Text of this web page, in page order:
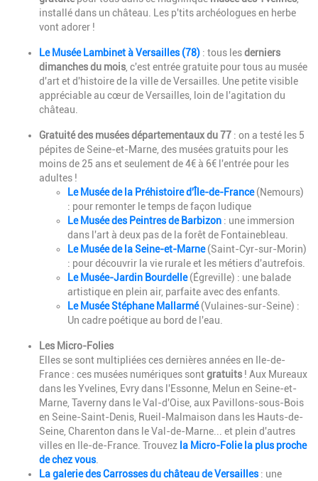
installé dans un château. Les p'tits archéologues en herbe
vont adorer !
Le Musée Lambinet à Versailles (78) : tous lesderniers
dimanches du mois , c'est entrée gratuite pour tous au musée
d'art et d'histoire de la ville de Versailles. Une petite visible
appréciable au cœur de Versailles, loin de l'agitation du
château.
Gratuité des musées départementaux du 77 : on a testé les 5
pépites de Seine-et-Marne, des musées gratuits pour les
moins de 25 ans et seulement de 4€ à 6€ l'entrée pour les
adultes !
Le Musée de la Préhistoire d'Île-de-France(Nemours)
: pour remonter le temps de façon ludique
Le Musée des Peintres de Barbizon : une immersion
dans l'art à deux pas de la forêt de Fontainebleau.
Le Musée de la Seine-et-Marne(Saint-Cyr-sur-Morin)
: pour découvrir la vie rurale et les métiers d'autrefois.
Le Musée-Jardin Bourdelle(Égreville) : une balade
artistique en plein air, parfaite avec des enfants.
Le Musée Stéphane Mallarmé(Vulaines-sur-Seine) :
Un cadre poétique au bord de l'eau.
Les Micro-Folies
Elles se sont multipliées ces dernières années en Ile-de-
France : ces musées numériques sontgratuits ! Aux Mureaux
dans les Yvelines, Evry dans l'Essonne, Melun en Seine-et-
Marne, Taverny dans le Val-d'Oise, aux Pavillons-sous-Bois
en Seine-Saint-Denis, Rueil-Malmaison dans les Hauts-de-
Seine, Charenton dans le Val-de-Marne... et plein d'autres
villes en Ile-de-France. Trouvez la Micro-Folie la plus proche
de chez vous.
La galerie des Carrosses du château de Versailles: une